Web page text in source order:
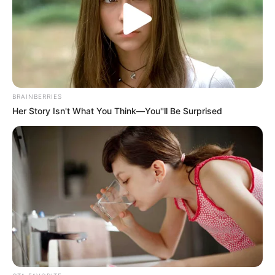
σαρώνουν όλο ο παραλιακό μέτωπο στο
πέρασμα τους.
Τα κύματα υψώνονται απειλητικά, και
χτυπούν με ορμή τον παραλιακό δρόμο, εκεί
όπου βρίσκονται καταστήματα εστίασης και
σπίτια.
Μέσα σε λίγα λεπτά, η εικόνα άλλαξε
δραματικά όπου τζαμαρίες διαλύθηκαν,
τραπεζοκαθίσματα παρασύρθηκαν και
εξοπλισμός καταστράφηκε ολοσχερώς.
Στο βίντεο θα δείτε τα κύματα που πέφτουν
πάνω σε σπίτι. Μάλιστα έχει ως αποτέλεσμα
το σπίτι να πλημμυρίσει αφήνοντας πίσω του
μόνο συντρίμμια, λάσπες και απόγνωση.
BRAINBERRIES
Her Story Isn't What You Think—You''ll Be Surprised